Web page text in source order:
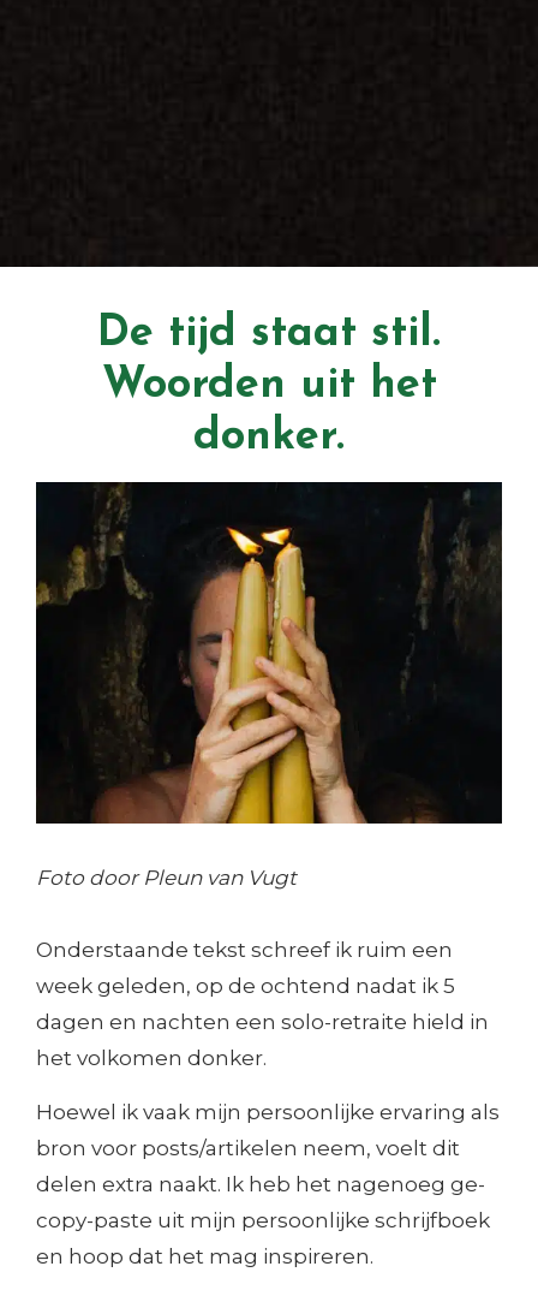
De tijd staat stil.
Woorden uit het
donker.
Foto door Pleun van Vugt
Onderstaande tekst schreef ik ruim een
week geleden, op de ochtend nadat ik 5
dagen en nachten een solo-retraite hield in
het volkomen donker.
Hoewel ik vaak mijn persoonlijke ervaring als
bron voor posts/artikelen neem, voelt dit
delen extra naakt. Ik heb het nagenoeg ge-
copy-paste uit mijn persoonlijke schrijfboek
en hoop dat het mag inspireren.